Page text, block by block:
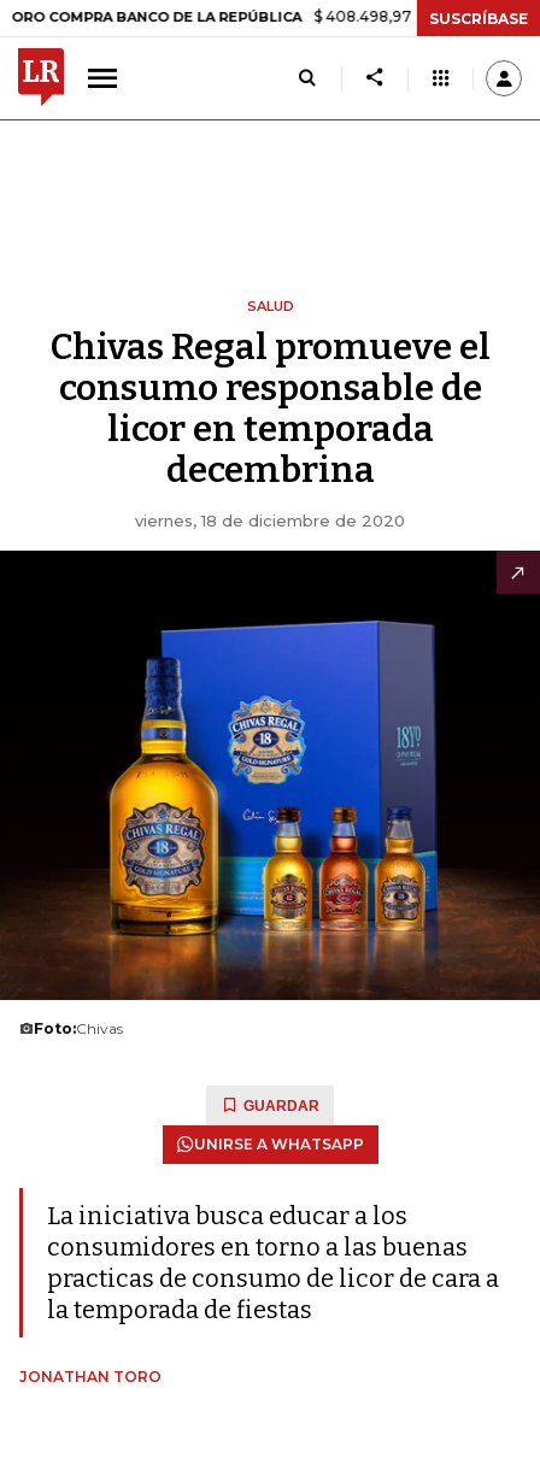
BANCO DE LA REPÚBLICA $ 408.498,97 +$ 8.753,81 +2,19%
SUSCRÍBASE
SALUD
Chivas Regal promueve el
consumo responsable de
licor en temporada
decembrina
viernes, 18 de diciembre de 2020
Foto:Chivas
GUARDAR
UNIRSE A WHATSAPP
La iniciativa busca educar a los
consumidores en torno a las buenas
practicas de consumo de licor de cara a
la temporada de fiestas
JONATHAN TORO